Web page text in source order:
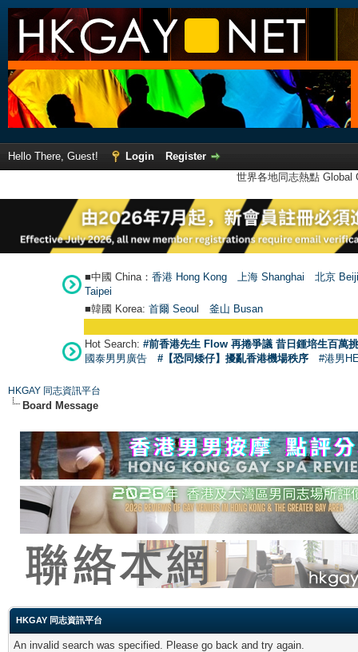
Hello There, Guest! Login
Register
世界各地同志熱點
■中國 China： 香港 Hong Kong 上海 Shanghai
北京
Taipei
■韓國 Korea: 首爾 Seoul 釜山 Busan
Hot Search: #前香港先生 Flow 再捲爭議 昔日鍾培生百萬
國泰男男廣告
#【恐同矮仔】擾亂香港機場秩序 #港男
HKGAY 同志資訊平台
Board Message
HKGAY 同志資訊平台
An invalid search was specified. Please go back and try again.